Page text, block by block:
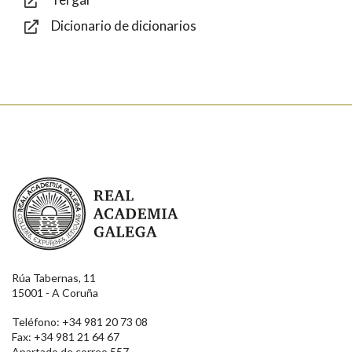
Dicionario de dicionarios
Real Academia Galega
Rúa Tabernas, 11
15001 - A Coruña
Teléfono: +34 981 20 73 08
Fax: +34 981 21 64 67